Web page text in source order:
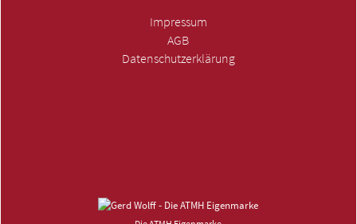
Impressum
AGB
Datenschutzerklärung